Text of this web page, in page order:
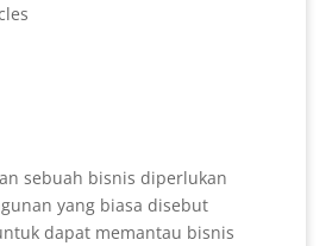
sebuah bisnis diperlukan
yang biasa disebut
dapat memantau bisnis